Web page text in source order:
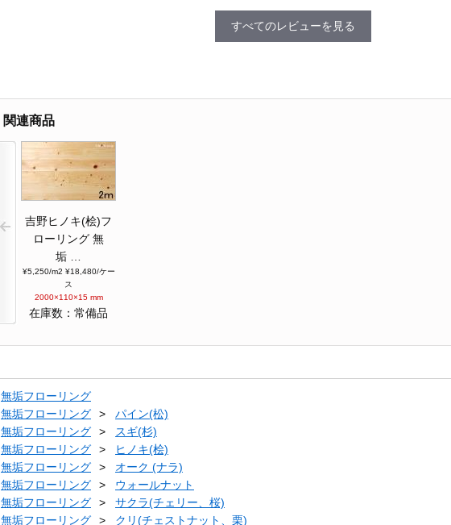
すべてのレビューを見る
関連商品
吉野ヒノキ(桧)フ
ローリング 無
垢 …
¥5,250/m2 ¥18,480/ケー
ス
2000×110×15 mm
在庫数：常備品
無垢フローリング
無垢フローリング
パイン(松)
無垢フローリング
スギ(杉)
無垢フローリング
ヒノキ(桧)
無垢フローリング
オーク (ナラ)
無垢フローリング
ウォールナット
無垢フローリング
サクラ(チェリー、桜)
無垢フローリング
クリ(チェストナット、栗)